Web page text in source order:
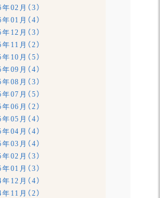
02月（3）
01月（4）
12月（3）
11月（2）
10月（5）
09月（4）
08月（3）
07月（5）
06月（2）
05月（4）
04月（4）
03月（4）
02月（3）
01月（3）
12月（4）
11月（2）